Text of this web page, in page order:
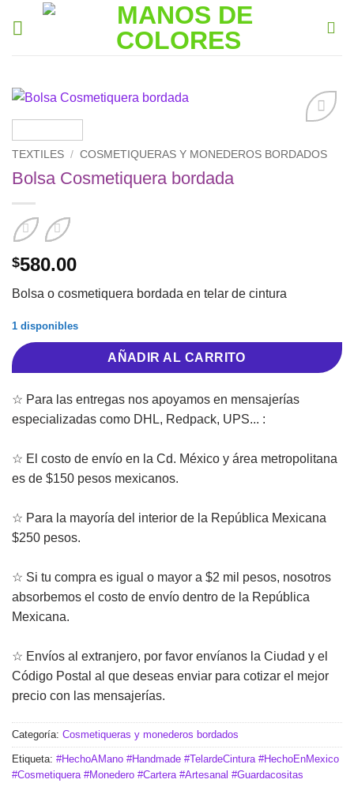
a la
TEXTILES / COSMETIQUERAS Y MONEDEROS BORDADOS
Bolsa Cosmetiquera bordada
$580.00
Bolsa o cosmetiquera bordada en telar de cintura
1 disponibles
AÑADIR AL CARRITO
☆ Para las entregas nos apoyamos en mensajerías
especializadas como DHL, Redpack, UPS... :
☆ El costo de envío en la Cd. México y área metropolitana
es de $150 pesos mexicanos.
☆ Para la mayoría del interior de la República Mexicana
$250 pesos.
☆ Si tu compra es igual o mayor a $2 mil pesos, nosotros
absorbemos el costo de envío dentro de la República
Mexicana.
☆ Envíos al extranjero, por favor envíanos la Ciudad y el
Código Postal al que deseas enviar para cotizar el mejor
precio con las mensajerías.
Categoría: Cosmetiqueras y monederos bordados
Etiqueta: #HechoAMano #Handmade #TelardeCintura #HechoEnMexico
#Cosmetiquera #Monedero #Cartera #Artesanal #Guardacositas